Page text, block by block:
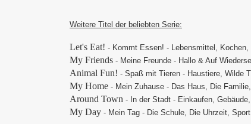
Weitere Titel der beliebten Serie:
Let's Eat! - Kommt Essen! - Lebensmittel, Kochen,
My Friends - Meine Freunde - Hallo & Auf
Animal Fun! - Spaß mit Tieren - Haustiere, Wilde
My Home - Mein Zuhause - Das Haus, Die
Around Town - In der Stadt - Einkaufen,
My Day - Mein Tag - Die Schule, Die Uhrzeit, Sport